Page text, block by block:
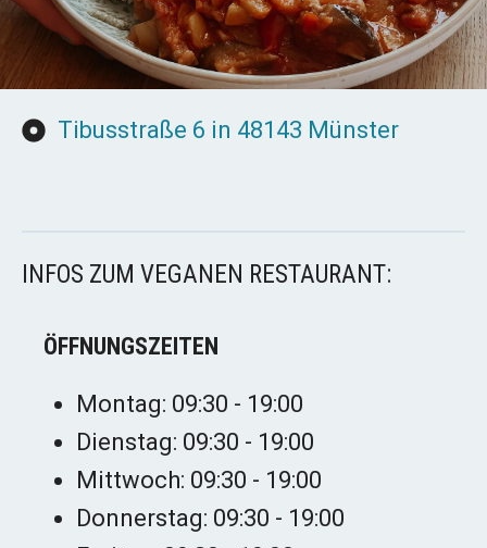
Tibusstraße 6 in 48143 Münster
INFOS ZUM VEGANEN RESTAURANT:
ÖFFNUNGSZEITEN
Montag: 09:30 - 19:00
Dienstag: 09:30 - 19:00
Mittwoch: 09:30 - 19:00
Donnerstag: 09:30 - 19:00